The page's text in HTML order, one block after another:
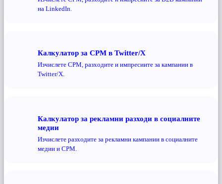
на LinkedIn.
Калкулатор за CPM в Twitter/X
Изчислете CPM, разходите и импресиите за кампании в
Twitter/X.
Калкулатор за рекламни разходи в социалните
медии
Изчислете разходите за рекламни кампании в социалните
медии и CPM.